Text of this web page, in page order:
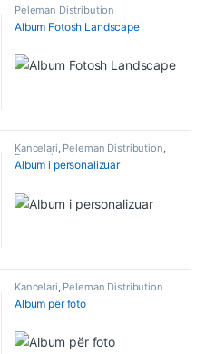
Peleman Distribution
Album Fotosh Landscape
Kancelari, Peleman Distribution,
Promocionale
Album i personalizuar
Kancelari, Peleman Distribution
Album për foto